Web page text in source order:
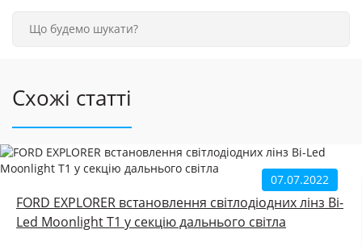
Схожі статті
07.07.2022
FORD EXPLORER встановлення світлодіодних лінз Bi-
Led Moonlight T1 у секцію дальнього світла